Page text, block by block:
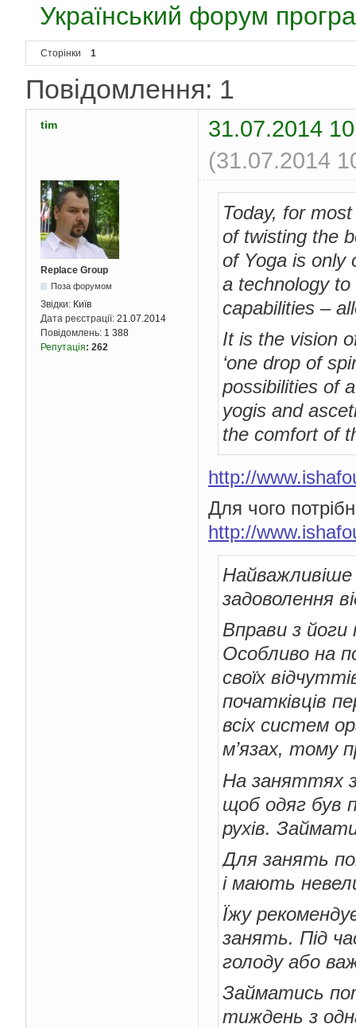
Український форум
Сторінки 1
Повідомлення: 1
tim
31.07.2014
(31.07.2014
Replace Group
Поза форумом
Звідки: Київ
Дата реєстрації: 21.07.2014
Повідомлень: 1 388
Репутація: 262
Today, for
of twisting the
of Yoga is only
a technology
capabilities –
It is the vision
‘one drop of
possibilities of
yogis and
the comfort of
http://
Для чого
http://
задоволення
Вправи з йоги
Особливо на
своїх
початківців
всіх систем
м’язах, тому
На заняттях
щоб одяг був
рухів.
Для занять
і мають
Їжу
занять. Під
голоду або
Займатись
тиждень з